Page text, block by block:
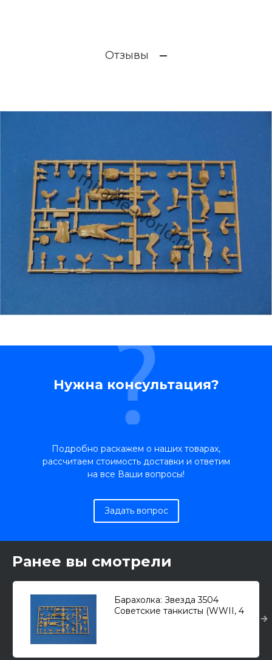
Отзывы
Нужна консультация?
Подробно раскажем о наших товарах,
рассчитаем стоимость доставки и ответим
на все Ваши вопросы!
Задать вопрос
Ранее вы смотрели
Барахолка: Звезда 3504
Советские танкисты (WWII, 4